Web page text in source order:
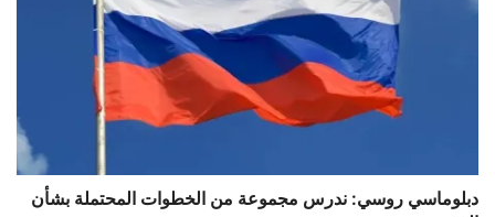
دبلوماسي روسي: ندرس مجموعة من الخطوات المحتملة بشأن